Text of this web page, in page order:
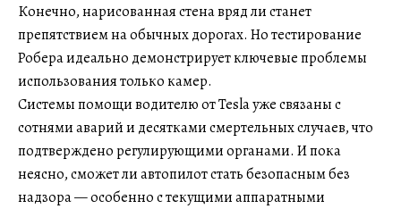
Конечно, нарисованная стена вряд ли станет
препятствием на обычных дорогах. Но тестирование
Робера идеально демонстрирует ключевые проблемы
использования только камер.
Системы помощи водителю от Tesla уже связаны с
сотнями аварий и десятками смертельных случаев, что
подтверждено регулирующими органами. И пока
неясно, сможет ли автопилот стать безопасным без
надзора — особенно с текущими аппаратными